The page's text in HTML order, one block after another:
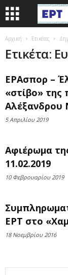
Αρχική Ετικέτες
Ετικέτα:
ΕΡΑσπορ –
«στίβο» της
Αλέξανδρου
5 Απριλίου 2019
Αφιέρωμα
11.02.2019
10 Φεβρουαρίου 2019
ΕΡΤ στο
18 Νοεμβρίου 2016